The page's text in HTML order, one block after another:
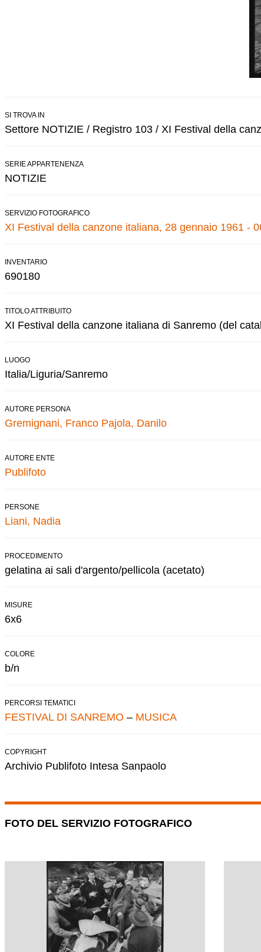
SI TROVA IN
Settore NOTIZIE / Registro 103 / XI Festival della
SERIE APPARTENENZA
NOTIZIE
SERVIZIO FOTOGRAFICO
XI Festival della canzone italiana, 28 gennaio 1961 -
INVENTARIO
690180
TITOLO ATTRIBUITO
XI Festival della canzone italiana di Sanremo (del
LUOGO
Italia/Liguria/Sanremo
AUTORE PERSONA
Gremignani, Franco Pajola, Danilo
AUTORE ENTE
Publifoto
PERSONE
Liani, Nadia
PROCEDIMENTO
gelatina ai sali d'argento/pellicola (acetato)
MISURE
6x6
COLORE
b/n
PERCORSI TEMATICI
FESTIVAL DI SANREMO – MUSICA
COPYRIGHT
Archivio Publifoto Intesa Sanpaolo
FOTO DEL SERVIZIO FOTOGRAFICO